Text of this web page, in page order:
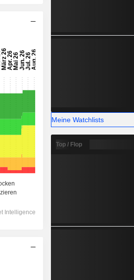
Meine Watchlists
Top / Flop